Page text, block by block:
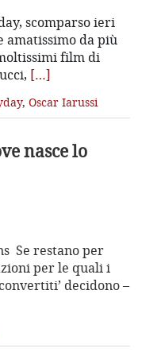
scomparso ieri
amatissimo da più
film di
[…]
, Oscar Iarussi
nascelo
Se restano per
per le quali i
decidono –